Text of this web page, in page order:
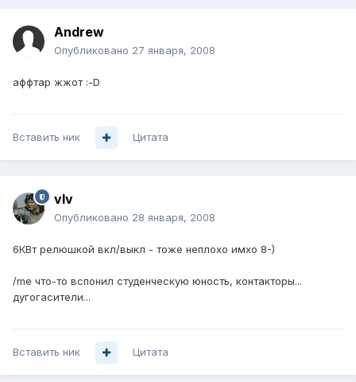
Andrеw
Опубликовано 27 января, 2008
аффтар жжот :-D
Вставить ник Цитата
vIv
Опубликовано 28 января, 2008
6КВт релюшкой вкл/выкл - тоже неплохо имхо 8-)
/me что-то вспонил студенческую юность, контакторы...
дугогасители...
Вставить ник Цитата